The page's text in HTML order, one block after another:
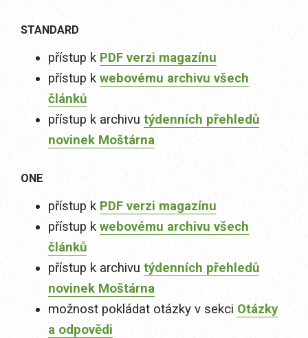
STANDARD
přístup k PDF verzi magazínu
přístup k webovému archivu všech
článků
přístup k archivu týdenních přehledů
novinek Moštárna
ONE
přístup k PDF verzi magazínu
přístup k webovému archivu všech
článků
přístup k archivu týdenních přehledů
novinek Moštárna
možnost pokládat otázky v sekci Otázky
a odpovědi